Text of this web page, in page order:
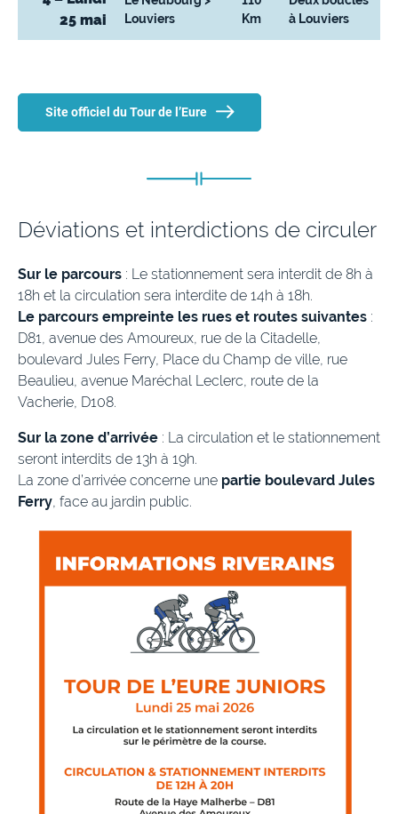
25 mai
Louviers
Km
à Louviers
Site officiel du Tour de l’Eure
Déviations et interdictions de circuler
Sur le parcours : Le stationnement sera interdit de 8h à
18h et la circulation sera interdite de 14h à 18h.
Le parcours empreinte les rues et routes suivantes :
D81, avenue des Amoureux, rue de la Citadelle,
boulevard Jules Ferry, Place du Champ de ville, rue
Beaulieu, avenue Maréchal Leclerc, route de la
Vacherie, D108.
Sur la zone d’arrivée : La circulation et le stationnement
seront interdits de 13h à 19h.
La zone d’arrivée concerne une partie boulevard Jules
Ferry, face au jardin public.